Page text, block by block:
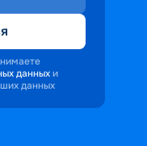
данных и
данных